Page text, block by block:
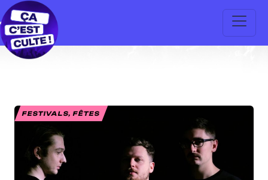
FESTIVALS, FÊTES